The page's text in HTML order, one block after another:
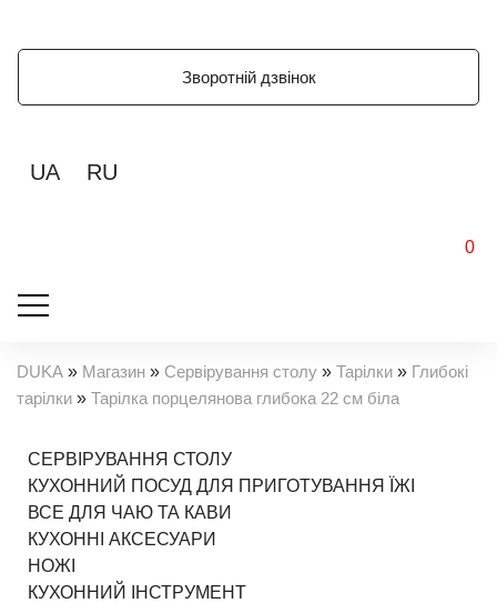
Зворотній дзвінок
UA RU
0
DUKA » Магазин » Сервірування столу » Тарілки » Глибокі
тарілки » Тарілка порцелянова глибока 22 см біла
СЕРВІРУВАННЯ СТОЛУ
КУХОННИЙ ПОСУД ДЛЯ ПРИГОТУВАННЯ ЇЖІ
ВСЕ ДЛЯ ЧАЮ ТА КАВИ
КУХОННІ АКСЕСУАРИ
НОЖІ
КУХОННИЙ ІНСТРУМЕНТ